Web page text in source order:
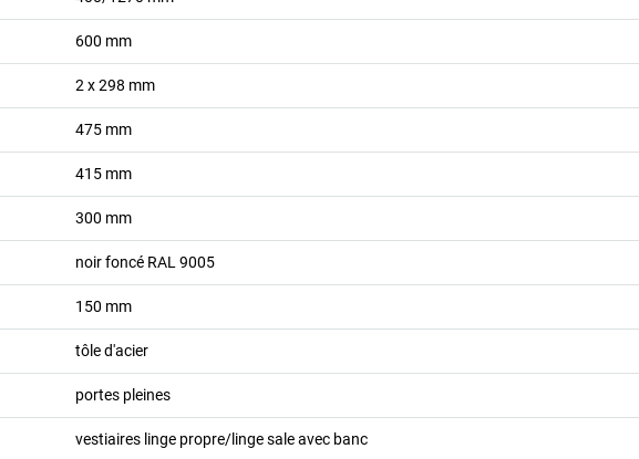
600 mm
2 x 298 mm
475 mm
415 mm
300 mm
noir foncé RAL 9005
150 mm
tôle d'acier
portes pleines
vestiaires linge propre/linge sale avec banc